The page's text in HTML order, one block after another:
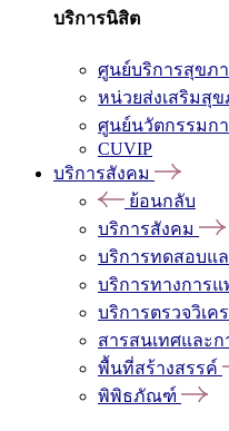
บริการนิสิต
ศูนย์บริการสุขภ
หน่วยส่งเสริมสุ
ศูนย์นวัตกรรมกา
CUVIP
บริการสังคม
ย้อนกลับ
บริการสังคม
บริการทดสอบแ
บริการทางการแ
บริการตรวจวิเ
สารสนเทศและก
พื้นที่สร้างสรรค์
พิพิธภัณฑ์